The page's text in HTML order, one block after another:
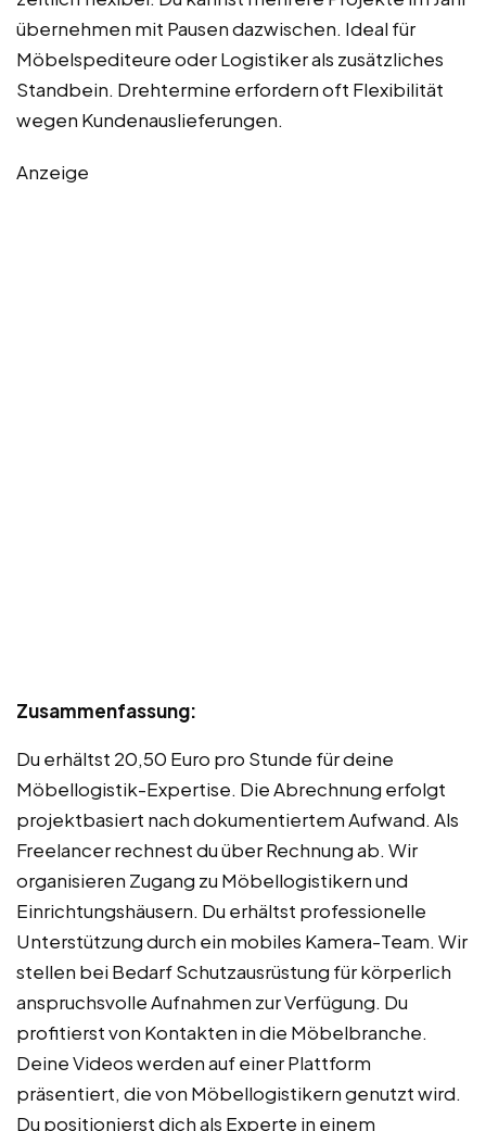
übernehmen mit Pausen dazwischen. Ideal für
Möbelspediteure oder Logistiker als zusätzliches
Standbein. Drehtermine erfordern oft Flexibilität
wegen Kundenauslieferungen.
Anzeige
Zusammenfassung:
Du erhältst 20,50 Euro pro Stunde für deine
Möbellogistik-Expertise. Die Abrechnung erfolgt
projektbasiert nach dokumentiertem Aufwand. Als
Freelancer rechnest du über Rechnung ab. Wir
organisieren Zugang zu Möbellogistikern und
Einrichtungshäusern. Du erhältst professionelle
Unterstützung durch ein mobiles Kamera-Team. Wir
stellen bei Bedarf Schutzausrüstung für körperlich
anspruchsvolle Aufnahmen zur Verfügung. Du
profitierst von Kontakten in die Möbelbranche.
Deine Videos werden auf einer Plattform
präsentiert, die von Möbellogistikern genutzt wird.
Du positionierst dich als Experte in einem